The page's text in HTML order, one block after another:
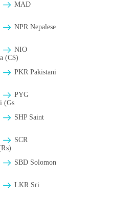
MAD
NPR Nepalese
NIO
(C$)
PKR Pakistani
PYG
(Gs
SHP Saint
SCR
(₨)
SBD Solomon
LKR Sri